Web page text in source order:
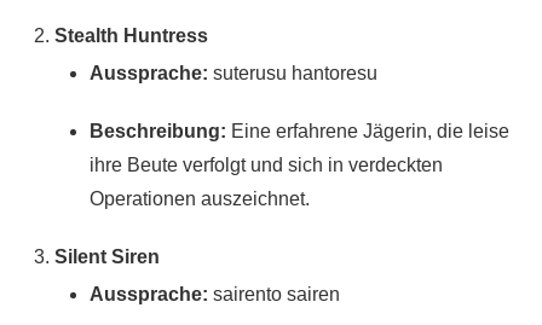
Stealth Huntress
Aussprache: suterusu hantoresu
Beschreibung: Eine erfahrene Jägerin, die leise
ihre Beute verfolgt und sich in verdeckten
Operationen auszeichnet.
Silent Siren
Aussprache: sairento sairen